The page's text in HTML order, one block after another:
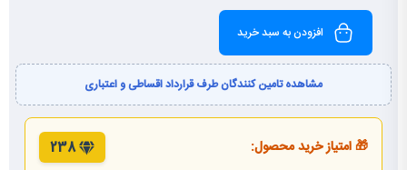
افزودن به سبد خرید
مشاهده تامین کنندگان طرف قرارداد اقساطی و اعتباری
🎁 امتیاز خرید محصول: 238